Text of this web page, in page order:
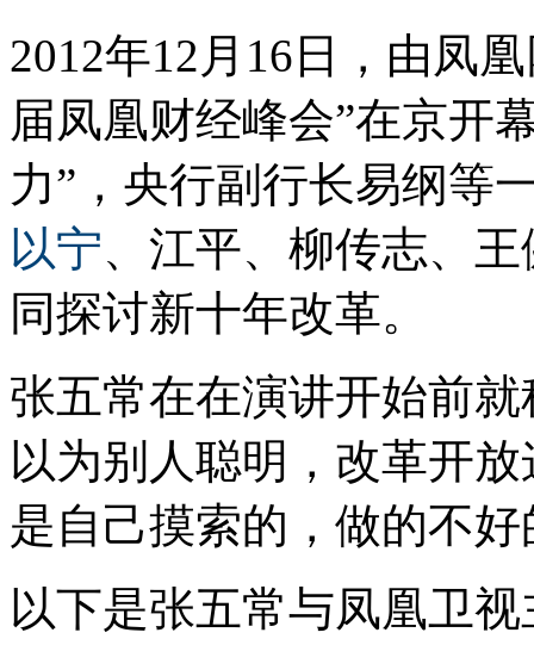
2012年12月16日，由凤
届凤凰财经峰会”在京开
力”，央行副行长易纲等
以宁、江平、柳传志、
同探讨新十年改革。
张五常在在演讲开始前
以为别人聪明，改革开
是自己摸索的，做的不
以下是张五常与凤凰卫